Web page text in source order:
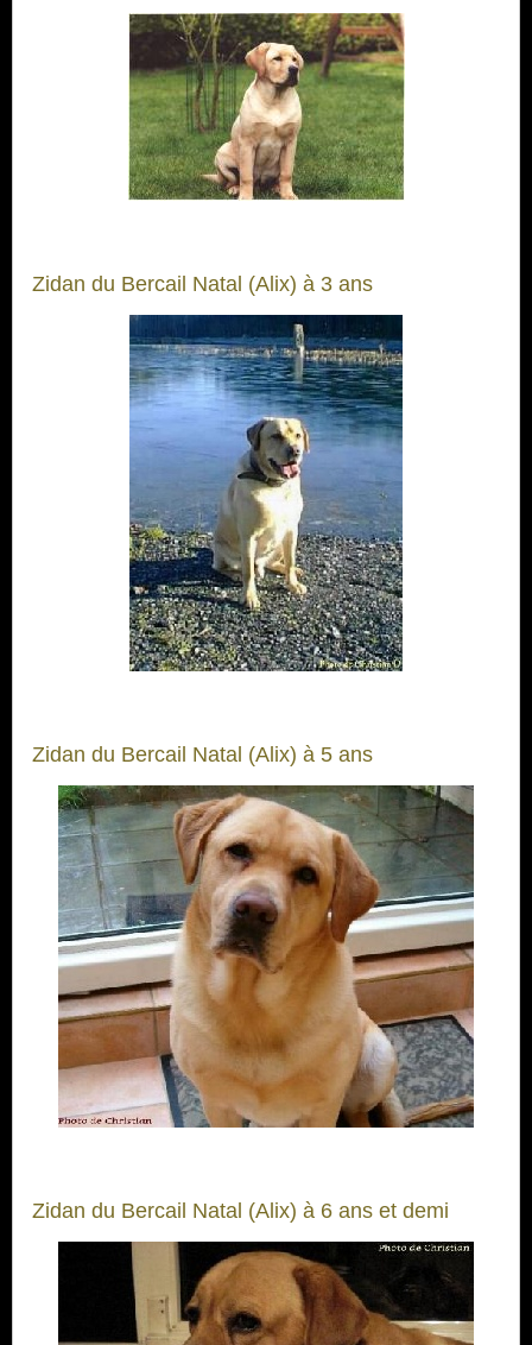
Zidan du Bercail Natal (Alix) à 3 ans
Zidan du Bercail Natal (Alix) à 5 ans
Zidan du Bercail Natal (Alix) à 6 ans et demi